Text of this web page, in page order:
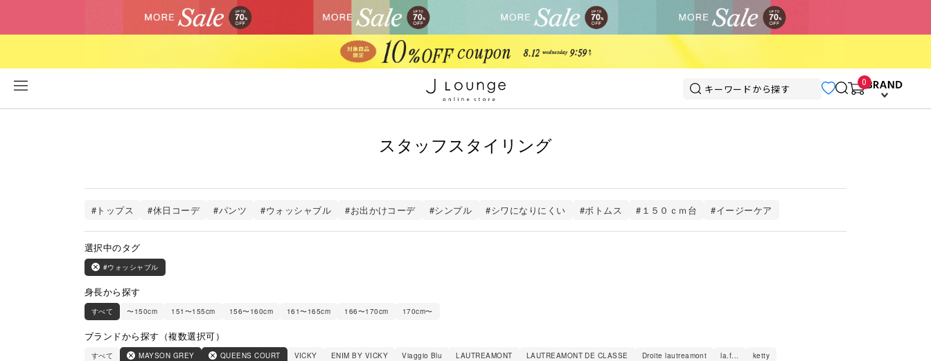
0
スタッフスタイリング
#トップス #休日コーデ #パンツ #ウォッシャブル #お出かけコーデ #シンプル #シワになりにくい #ボトムス #１５０ｃｍ台 #イージーケア
選択中のタグ
#ウォッシャブル
身長から探す
すべて 〜150cm 151〜155cm 156〜160cm 161〜165cm 166〜170cm 170cm〜
ブランドから探す（複数選択可）
すべて MAYSON GREY QUEENS COURT VICKY ENIM BY VICKY Viaggio Blu LAUTREAMONT LAUTREAMONT DE CLASSE Droite lautreamont la.f... ketty